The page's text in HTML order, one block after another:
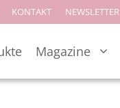
KONTAKT NEWSLETTER
Magazine